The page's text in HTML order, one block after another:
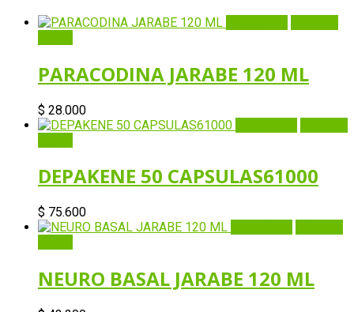
PARACODINA JARABE 120 ML
$ 28.000
DEPAKENE 50 CAPSULAS61000
$ 75.600
NEURO BASAL JARABE 120 ML